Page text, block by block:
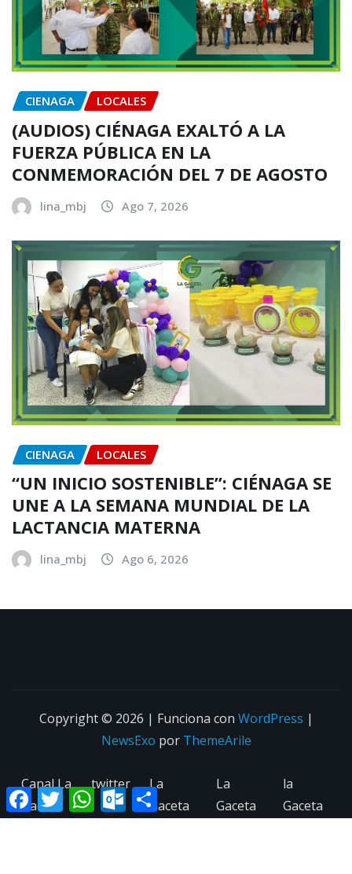
CIENAGA LOCALES
(AUDIOS) CIÉNAGA EXALTÓ A LA
FUERZA PÚBLICA EN LA
CONMEMORACIÓN DEL 7 DE AGOSTO
lina_mbj Ago 7, 2026
CIENAGA LOCALES
“UN INICIO SOSTENIBLE”: CIÉNAGA SE
UNE A LA SEMANA MUNDIAL DE LA
LACTANCIA MATERNA
lina_mbj Ago 6, 2026
Copyright © 2026 | Funciona con WordPress |
NewsExo por ThemeArile
Canal La
Gaceta
twitter
La
Gaceta
La
Gaceta
la
Gaceta
Facebook
TwitterWhatsAppOutlook.com
Compartir